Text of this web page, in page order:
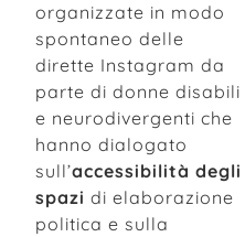
organizzate in modo
spontaneo delle
dirette Instagram da
parte di donne disabili
e neurodivergenti che
hanno dialogato
sull’accessibilità degli
spazi di elaborazione
politica e sulla